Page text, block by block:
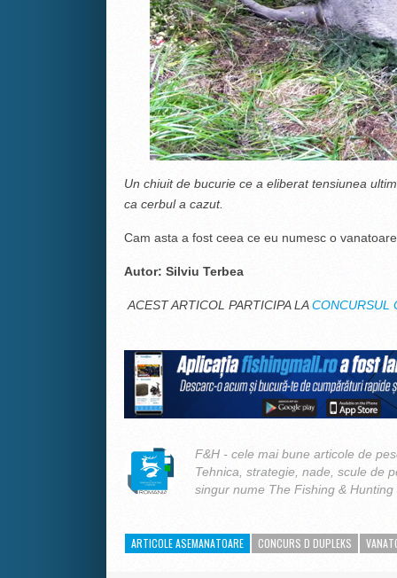
Un chiuit de bucurie ce a eliberat tensiunea
ca cerbul a cazut.
Cam asta a fost ceea ce eu numesc o
Autor: Silviu Terbea
ACEST ARTICOL PARTICIPA LACONCURSUL
F&H - cele mai bune articole de
Tehnica, strategie, nade, scule de
singur nume The Fishing & Hunting
ARTICOLE ASEMANATOARE CONCURS D DUPLEKS